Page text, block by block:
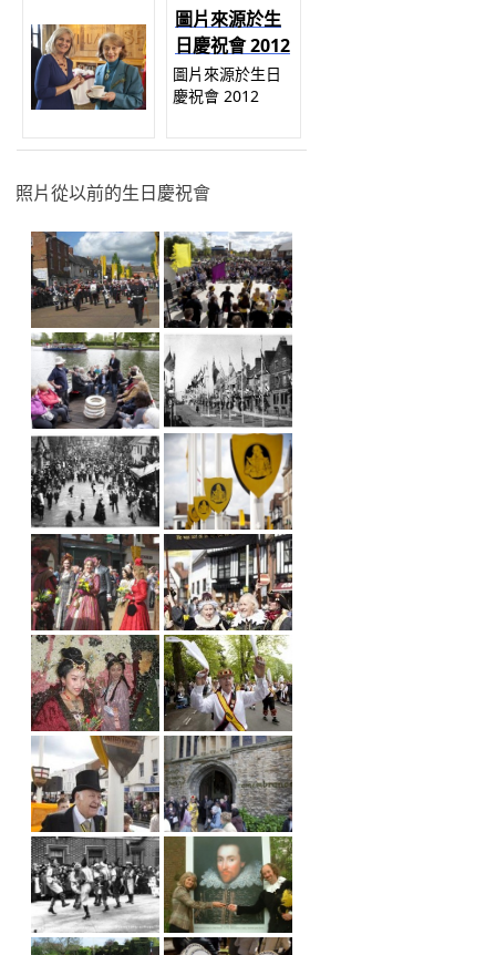
圖片來源於生
日慶祝會 2012
圖片來源於生日
慶祝會 2012
照片從以前的生日慶祝會